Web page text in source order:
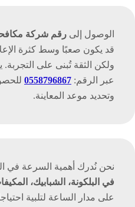
الوصول إلى رقم شركة
قد يكون صعبًا وسط كثرة
ولكن الثقة تُبنى على
عبر الرقم: 0558796867
وتحديد موعد المعاينة.
نحن نُدرك أهمية السرعة في
في البلكونة، الشبابيك،
على مدار الساعة لتلبية